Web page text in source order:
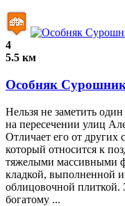
4
5.5 км
Особняк
Нельзя не заметить
на пересечении улиц
Отличает его от других
который относится к
тяжелыми массивными
кладкой, выполненной
облицовочной плиткой.
богатому ...